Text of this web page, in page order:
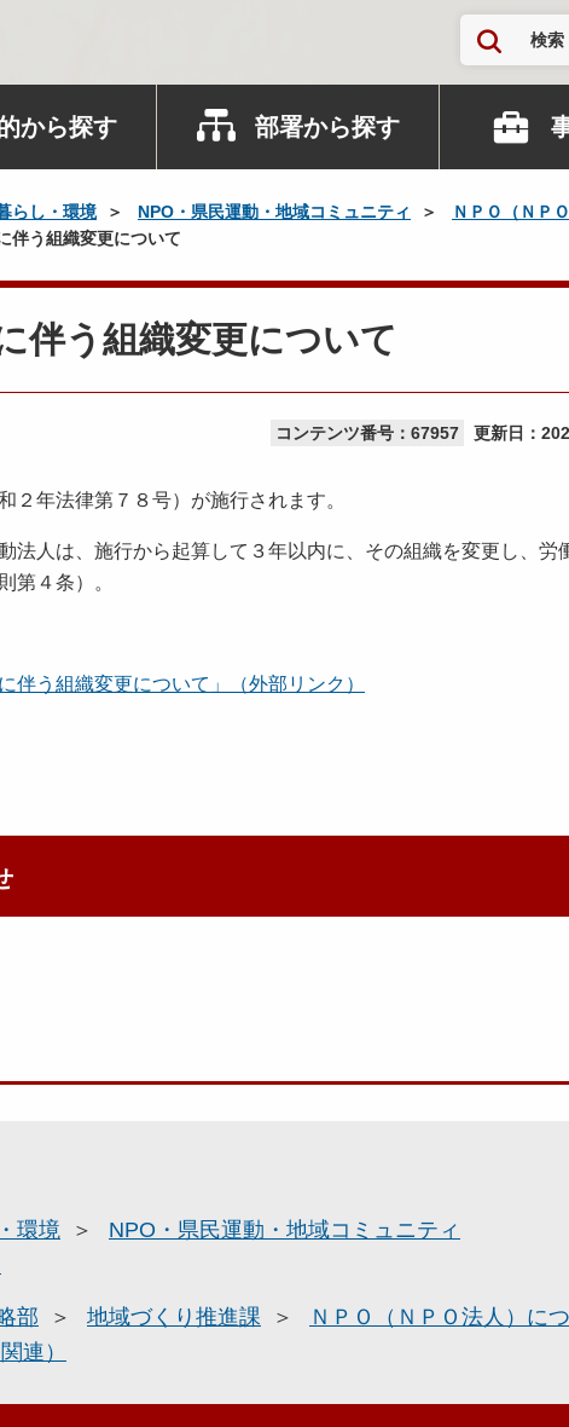
検索
から探す 部署から探す
らし・環境 NPO・県民運動・地域コミュニティ
ＮＰＯ（ＮＰ
伴う組織変更について
伴う組織変更について
コンテンツ番号：67957 更新日：
２年法律第７８号）が施行されます。
法人は、施行から起算して３年以内に、その組織を変更し、労
第４条）。
伴う組織変更について」（外部リンク）
環境
NPO・県民運動・地域コミュニティ
部 地域づくり推進課
ＮＰＯ（ＮＰＯ法人）に
連）